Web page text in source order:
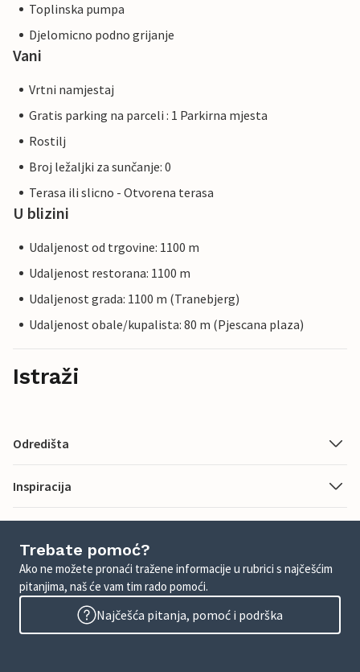
Toplinska pumpa
Djelomicno podno grijanje
Vani
Vrtni namjestaj
Gratis parking na parceli : 1 Parkirna mjesta
Rostilj
Broj ležaljki za sunčanje: 0
Terasa ili slicno - Otvorena terasa
U blizini
Udaljenost od trgovine: 1100 m
Udaljenost restorana: 1100 m
Udaljenost grada: 1100 m (Tranebjerg)
Udaljenost obale/kupalista: 80 m (Pjescana plaza)
Istraži
Odredišta
Inspiracija
Trebate pomoć?
Ako ne možete pronaći tražene informacije u rubrici s najčešćim
pitanjima, naš će vam tim rado pomoći.
Najčešća pitanja, pomoć i podrška